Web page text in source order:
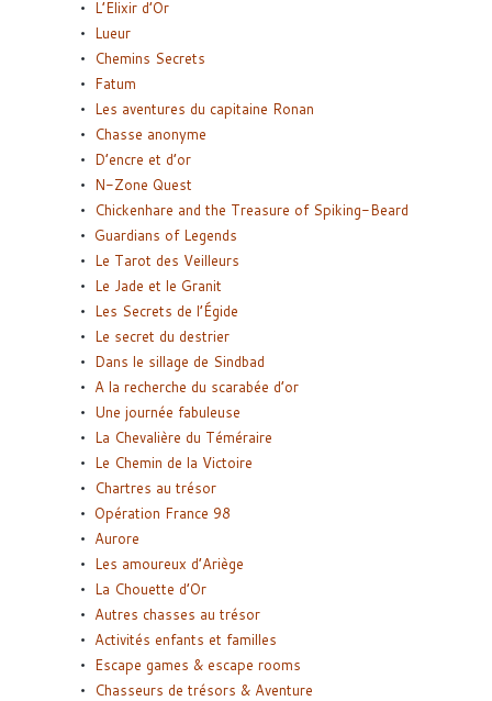
L’Elixir d’Or
Lueur
Chemins Secrets
Fatum
Les aventures du capitaine Ronan
Chasse anonyme
D’encre et d’or
N-Zone Quest
Chickenhare and the Treasure of Spiking-Beard
Guardians of Legends
Le Tarot des Veilleurs
Le Jade et le Granit
Les Secrets de l’Égide
Le secret du destrier
Dans le sillage de Sindbad
A la recherche du scarabée d’or
Une journée fabuleuse
La Chevalière du Téméraire
Le Chemin de la Victoire
Chartres au trésor
Opération France 98
Aurore
Les amoureux d’Ariège
La Chouette d’Or
Autres chasses au trésor
Activités enfants et familles
Escape games & escape rooms
Chasseurs de trésors & Aventure